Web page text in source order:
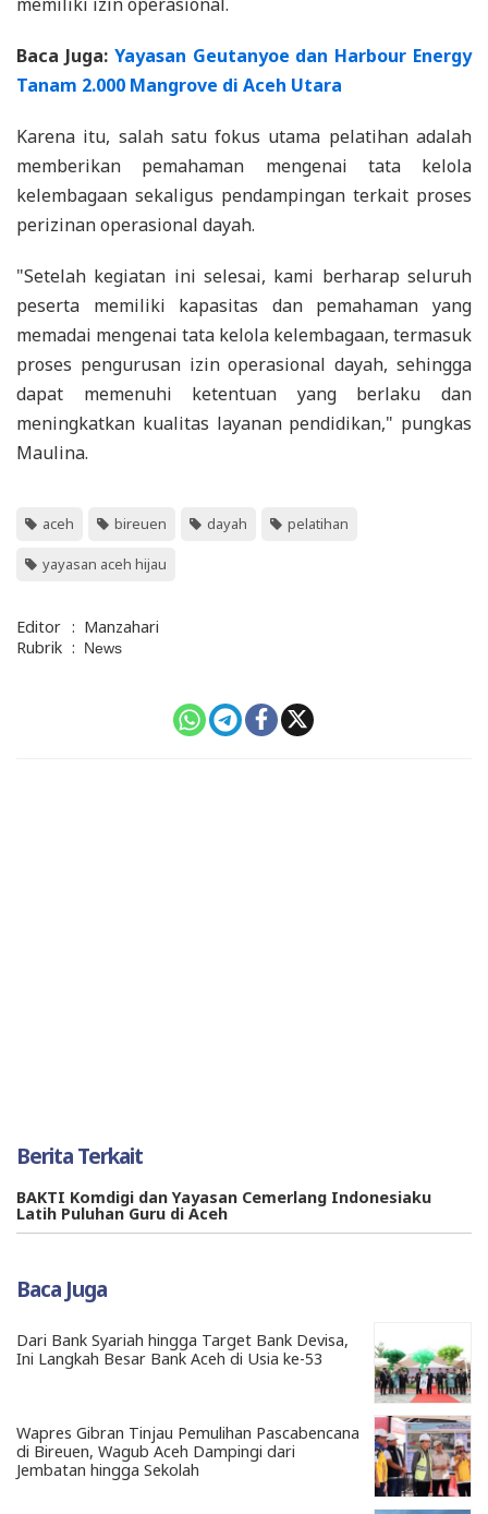
Baca Juga: Yayasan Geutanyoe dan Harbour Energy
Tanam 2.000 Mangrove di Aceh Utara
Karena itu, salah satu fokus utama pelatihan adalah
memberikan pemahaman mengenai tata kelola
kelembagaan sekaligus pendampingan terkait proses
perizinan operasional dayah.
"Setelah kegiatan ini selesai, kami berharap seluruh
peserta memiliki kapasitas dan pemahaman yang
memadai mengenai tata kelola kelembagaan, termasuk
proses pengurusan izin operasional dayah, sehingga
dapat memenuhi ketentuan yang berlaku dan
meningkatkan kualitas layanan pendidikan," pungkas
Maulina.
aceh bireuen dayah pelatihan
yayasan aceh hijau
Editor : Manzahari
Rubrik : News
Berita Terkait
BAKTI Komdigi dan Yayasan Cemerlang Indonesiaku
Latih Puluhan Guru di Aceh
Baca Juga
Dari Bank Syariah hingga Target Bank Devisa,
Ini Langkah Besar Bank Aceh di Usia ke-53
Wapres Gibran Tinjau Pemulihan Pascabencana
di Bireuen, Wagub Aceh Dampingi dari
Jembatan hingga Sekolah